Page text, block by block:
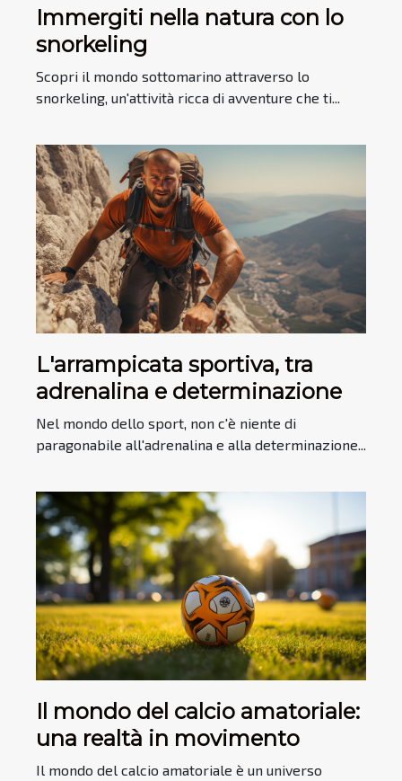
Immergiti nella natura con lo
snorkeling
Scopri il mondo sottomarino attraverso lo
snorkeling, un'attività ricca di avventure che ti...
L'arrampicata sportiva, tra
adrenalina e determinazione
Nel mondo dello sport, non c'è niente di
paragonabile all'adrenalina e alla determinazione...
Il mondo del calcio amatoriale:
una realtà in movimento
Il mondo del calcio amatoriale è un universo